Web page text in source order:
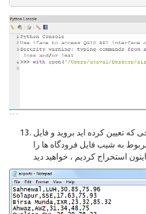
تعیین کرده اید بروید و فایل
به شیب فایل فرودگاه ها را